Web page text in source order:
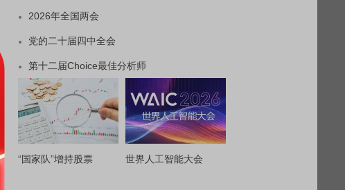
2026年全国两会
党的二十届四中全会
第十二届Choice最佳分析师
“国家队”增持股票 世界人工智能大会